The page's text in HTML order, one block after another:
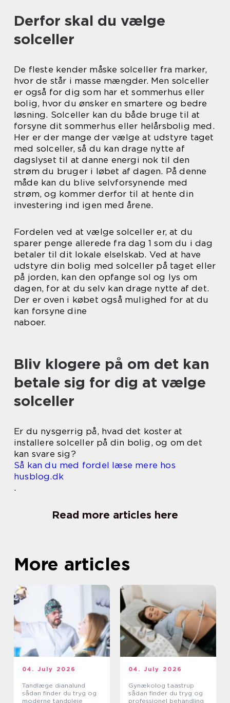
Derfor skal du vælge
solceller
De fleste kender måske solceller fra marker,
hvor de står i masse mængder. Men solceller
er også for dig som har et sommerhus eller
bolig, hvor du ønsker en smartere og bedre
løsning. Solceller kan du både bruge til at
forsyne dit sommerhus eller helårsbolig med.
Her er der mange der vælge at udstyre taget
med solceller, så du kan drage nytte af
dagslyset til at danne energi nok til den
strøm du bruger i løbet af dagen. På denne
måde kan du blive selvforsynende med
strøm, og kommer derfor til at hente din
investering ind igen med årene.
Fordelen ved at vælge solceller er, at du
sparer penge allerede fra dag 1 som du i dag
betaler til dit lokale elselskab. Ved at have
udstyre din bolig med solceller på taget eller
på jorden, kan den opfange sol og lys om
dagen, for at du selv kan drage nytte af det.
Der er oven i købet også mulighed for at du
kan forsyne dine
naboer.
Bliv klogere på om det kan
betale sig for dig at vælge
solceller
Er du nysgerrig på, hvad det koster at
installere solceller på din bolig, og om det
kan svare sig?
Så kan du med fordel læse mere hos
husblog.dk
.
Read more articles here
More articles
04. July 2026
Tandlæge dianalund
sådan finder du tryg og
moderne tandpleje
04. July 2026
Gynækolog taastrup
sådan finder du tryg og
professionel behandling